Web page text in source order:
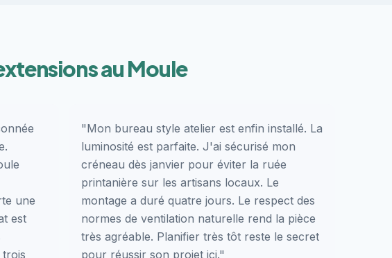
au Moule
une
est
"Mon bureau style atelier est enfin installé. La
luminosité est parfaite. J'ai sécurisé mon
créneau dès janvier pour éviter la ruée
printanière sur les artisans locaux. Le
montage a duré quatre jours. Le respect des
normes de ventilation naturelle rend la pièce
très agréable. Planifier très tôt reste le secret
pour réussir son projet ici."